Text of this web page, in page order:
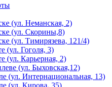
(ул. Неманская, 2)
(ул. Скорины,8)
(ул. Тимирязева, 121/4)
(ул. Гоголя, 3)
(ул. Карьерная, 2)
(ул. Быховская,12)
(ул. Интернациональная, 13)
(ул. Кирова, 35)